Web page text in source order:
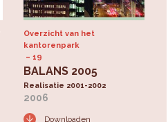
Overzicht van het
kantorenpark
19
BALANS 2005
Realisatie 2001-2002
2006
Downloaden